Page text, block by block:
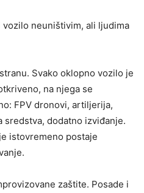
neuništivim, ali ljudima
Svako oklopno vozilo je
na njega se
FPV dronovi, artiljerija,
sredstva, dodatno izviđanje.
istovremeno postaje
zaštite. Posade i